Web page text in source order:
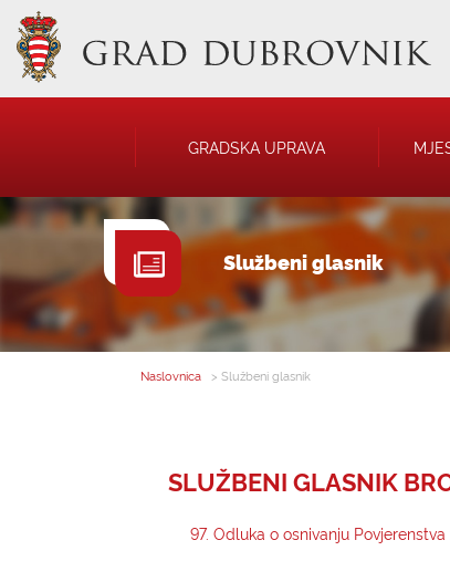
GRADSKA UPRAVA
GRADONAČELNIK
GRADSKO VIJEĆE
UPRAVNA TIJELA
SAVJET MLADIH
JAVNA
Službeni glasnik
Naslovnica > Službeni glasnik
SLUŽBENI GLASNIK
97. Odluka o osnivanju